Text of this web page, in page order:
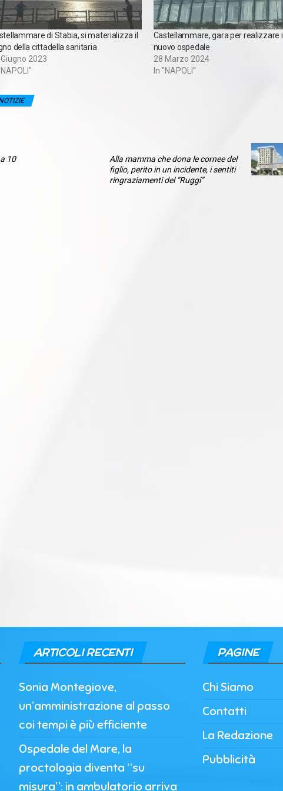
di Stabia, si materializza il
della cittadella sanitaria
2023
Castellammare, gara per realizzare il
nuovo ospedale
28 Marzo 2024
In "NAPOLI"
10
Alla mamma che dona le cornee del
figlio, perito in un incidente, i sentiti
ringraziamenti del “Ruggi”
ARTICOLI RECENTI
Sonia Montegiove,
un’amministrazione al passo
coi tempi è più efficiente
Ospedale del Mare, la
proctologia diventa “su
misura”: in ambulatorio arriva
PAGINE
Chi Siamo
Contatti
La Redazione
Pubblicità